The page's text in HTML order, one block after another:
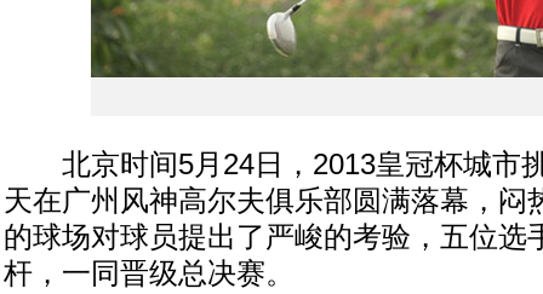
北京时间5月24日，2013皇冠杯城市
天在广州风神高尔夫俱乐部圆满落幕，闷
的球场对球员提出了严峻的考验，五位选
杆，一同晋级总决赛。